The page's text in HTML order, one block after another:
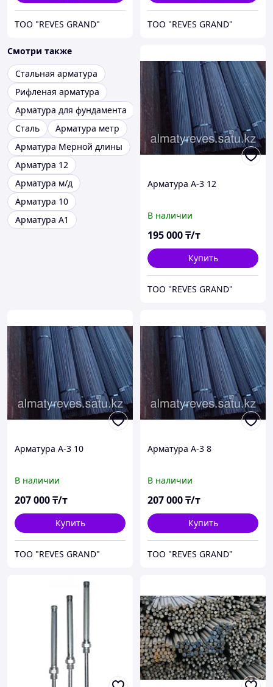
ТОО "REVES GRAND" ТОО "REVES GRAND"
Смотри также
Стальная арматура
Рифленая арматура
Арматура для фундамента
Сталь
Арматура метр
Арматура Мерной длины
Арматура 12
Арматура м/д
Арматура 10
Арматура А1
Арматура А-3 12
В наличии
195 000₸/т
Купить
ТОО "REVES GRAND"
Арматура А-3 10
В наличии
207 000₸/т
Купить
ТОО "REVES GRAND"
Арматура А-3 8
В наличии
207 000₸/т
Купить
ТОО "REVES GRAND"